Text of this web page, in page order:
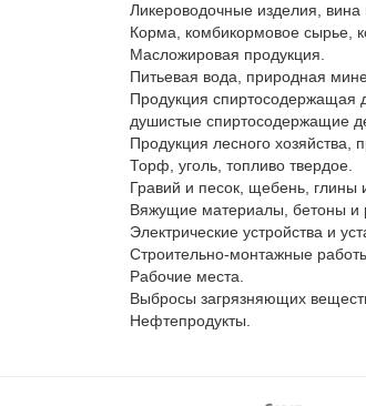
Ликероводочные изделия,
Корма, комбикормовое сырье,
Масложировая продукция.
Питьевая вода, природная
Продукция спиртосодержащая
душистые спиртосодержащие
Продукция лесного хозяйства,
Торф, уголь, топливо твердое.
Гравий и песок, щебень,
Вяжущие материалы, бетоны и
Электрические устройства и
Строительно-монтажные
Рабочие места.
Выбросы загрязняющих